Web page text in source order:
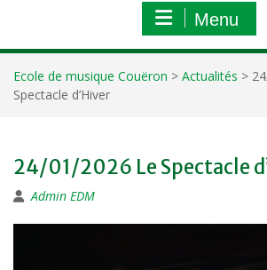
Menu
Ecole de musique Couëron > Actualités >
Spectacle d’Hiver
24/01/2026 Le Spectacle
Admin EDM